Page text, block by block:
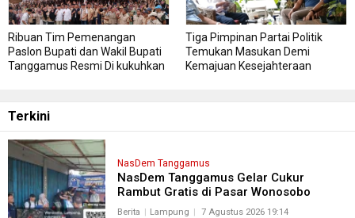
Ribuan Tim Pemenangan
Paslon Bupati dan Wakil Bupati
Tanggamus Resmi Di kukuhkan
Tiga Pimpinan Partai Politik
Temukan Masukan Demi
Kemajuan Kesejahteraan
Terkini
NasDem Tanggamus
NasDem Tanggamus Gelar Cukur
Rambut Gratis di Pasar Wonosobo
Berita Lampung 7 Agustus 2026 19:14